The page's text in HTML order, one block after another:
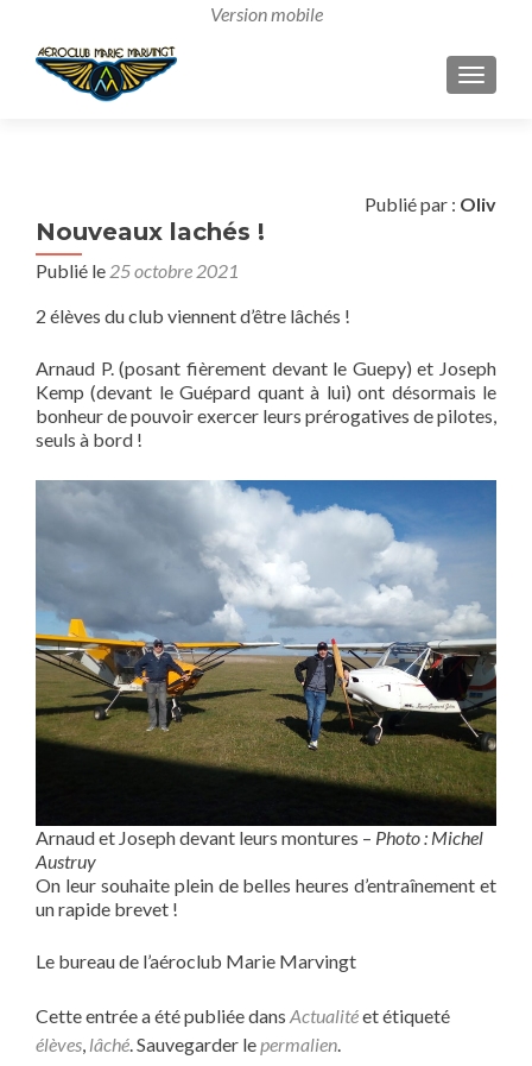
Publié par : Oliv
Nouveaux lachés !
Publié le 25 octobre 2021
2 élèves du club viennent d’être lâchés !
Arnaud P. (posant fièrement devant le Guepy) et Joseph
Kemp (devant le Guépard quant à lui) ont désormais le
bonheur de pouvoir exercer leurs prérogatives de pilotes,
seuls à bord !
Arnaud et Joseph devant leurs montures – Photo : Michel
Austruy
On leur souhaite plein de belles heures d’entraînement et
un rapide brevet !
Le bureau de l’aéroclub Marie Marvingt
Cette entrée a été publiée dans Actualitéet étiqueté
élèves, lâché. Sauvegarder lepermalien.